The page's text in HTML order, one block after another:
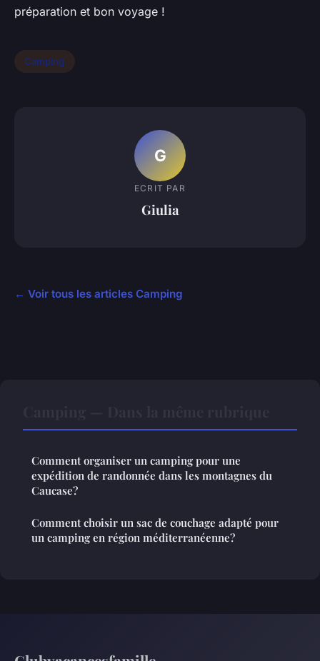
préparation et bon voyage !
Camping
G
ECRIT PAR
Giulia
← Voir tous les articles Camping
Comment organiser un camping pour une
expédition de randonnée dans les montagnes du
Caucase?
Comment choisir un sac de couchage adapté pour
un camping en région méditerranéenne?